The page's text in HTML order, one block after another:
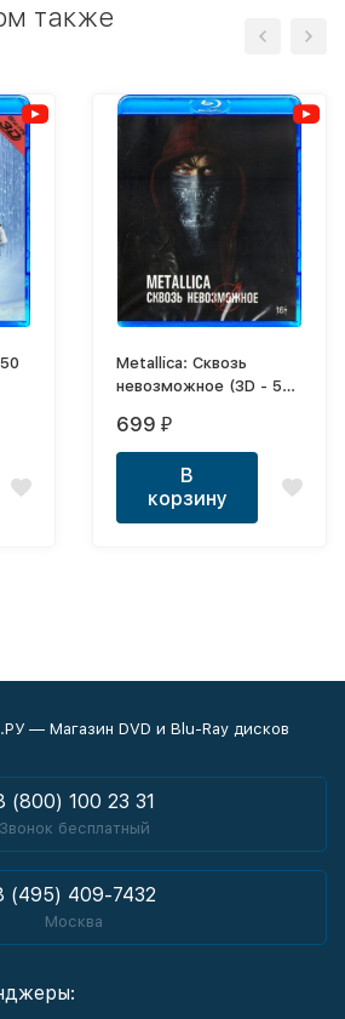
также
Metallica: Сквозь
невозможное (3D - 50
699 ₽
В
корзину
— Магазин DVD и Blu-Ray дисков
(800) 100 23 31
Звонок бесплатный
(495) 409-7432
Москва